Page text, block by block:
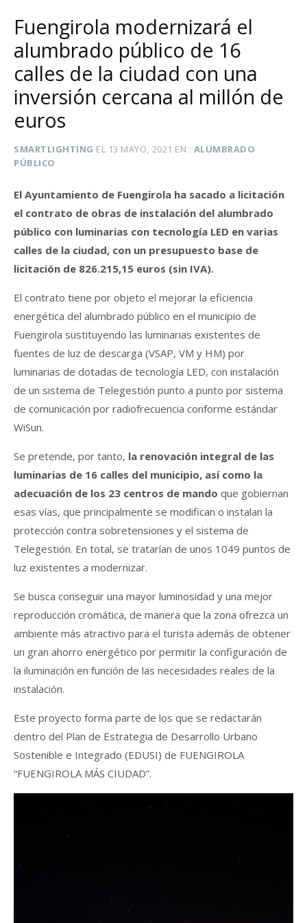
Fuengirola modernizará el
alumbrado público de 16
calles de la ciudad con una
inversión cercana al millón de
euros
SMARTLIGHTING EL 13 MAYO, 2021 EN
ALUMBRADO
PÚBLICO
El Ayuntamiento de Fuengirola ha sacado a licitación
el contrato de obras de instalación del alumbrado
público con luminarias con tecnología LED en varias
calles de la ciudad, con un presupuesto base de
licitación de 826.215,15 euros (sin IVA).
El contrato tiene por objeto el mejorar la eficiencia
energética del alumbrado público en el municipio de
Fuengirola sustituyendo las luminarias existentes de
fuentes de luz de descarga (VSAP, VM y HM) por
luminarias de dotadas de tecnología LED, con instalación
de un sistema de Telegestión punto a punto por sistema
de comunicación por radiofrecuencia conforme estándar
WiSun.
Se pretende, por tanto, la renovación integral de las
luminarias de 16 calles del municipio, así como la
adecuación de los 23 centros de mando que gobiernan
esas vías, que principalmente se modifican o instalan la
protección contra sobretensiones y el sistema de
Telegestión. En total, se tratarían de unos 1049 puntos de
luz existentes a modernizar.
Se busca conseguir una mayor luminosidad y una mejor
reproducción cromática, de manera que la zona ofrezca un
ambiente más atractivo para el turista además de obtener
un gran ahorro energético por permitir la configuración de
la iluminación en función de las necesidades reales de la
instalación.
Este proyecto forma parte de los que se redactarán
dentro del Plan de Estrategia de Desarrollo Urbano
Sostenible e Integrado (EDUSI) de FUENGIROLA
“FUENGIROLA MÁS CIUDAD”.